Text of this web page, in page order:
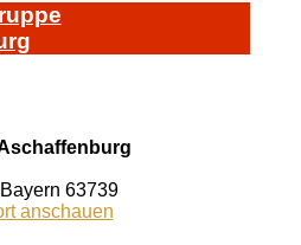
Bayern 63739
anschauen